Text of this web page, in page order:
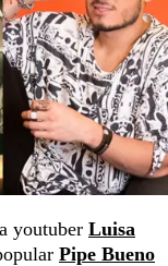
youtuber Luisa
Pipe Bueno